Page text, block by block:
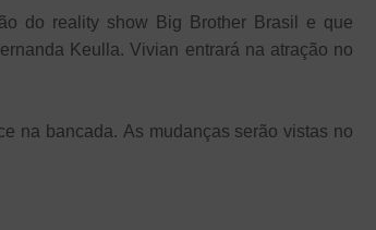
do reality show Big Brother Brasil e que
Keulla. Vivian entrará na atração no
na bancada. As mudanças serão vistas no